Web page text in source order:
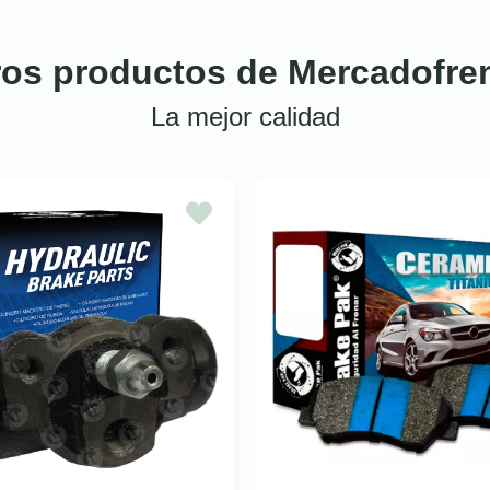
productos de
La mejor calidad